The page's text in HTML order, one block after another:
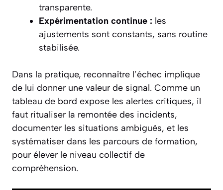
transparente.
Expérimentation continue : les
ajustements sont constants, sans routine
stabilisée.
Dans la pratique, reconnaître l’échec implique
de lui donner une valeur de signal. Comme un
tableau de bord expose les alertes critiques, il
faut ritualiser la remontée des incidents,
documenter les situations ambiguës, et les
systématiser dans les parcours de formation,
pour élever le niveau collectif de
compréhension.